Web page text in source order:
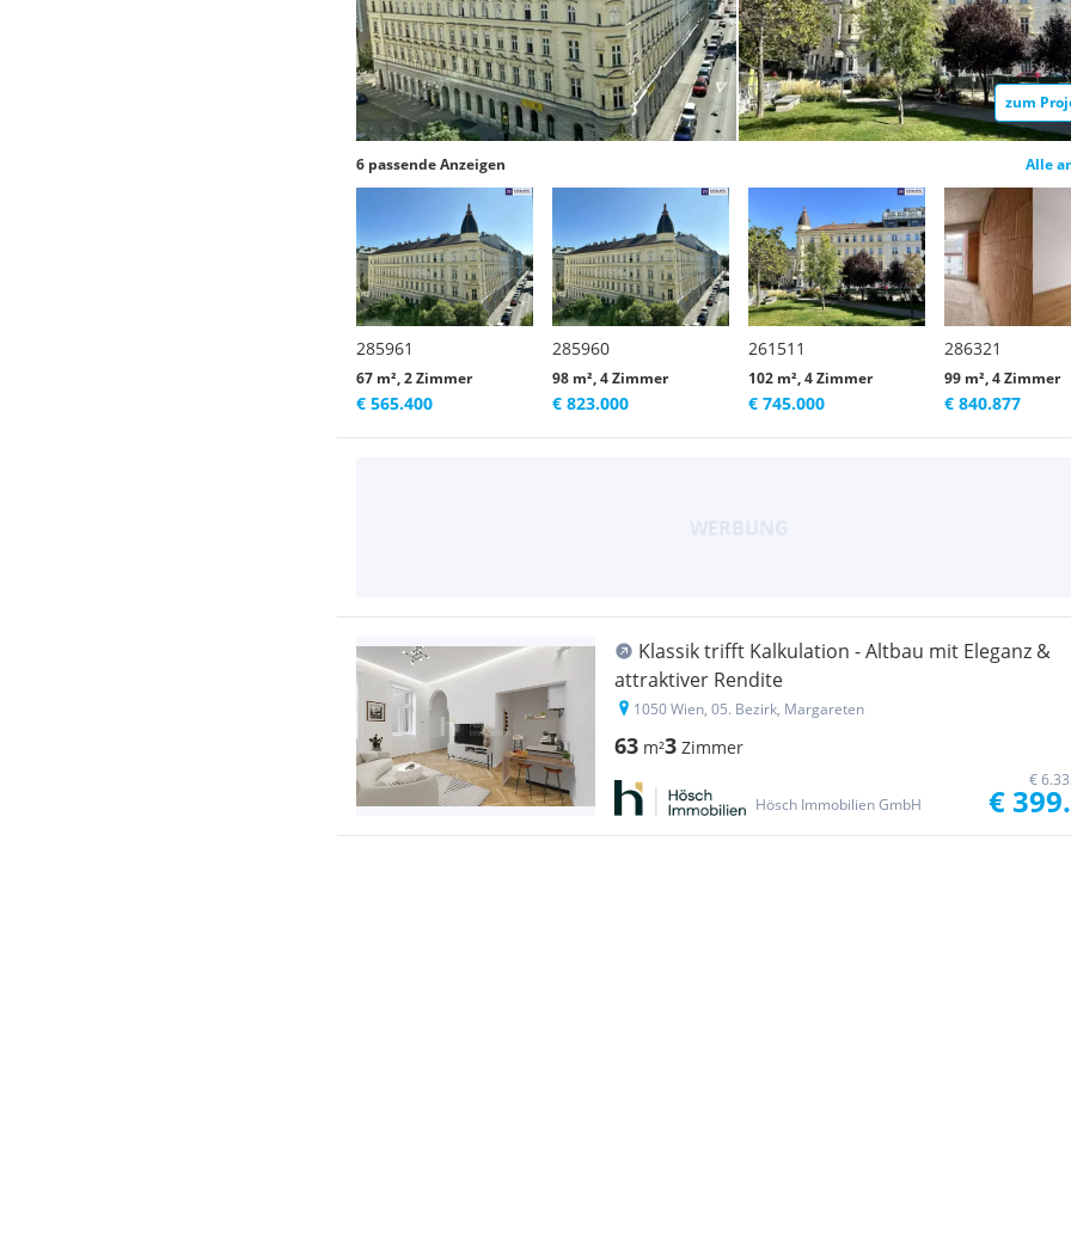
zum
6 passende Anzeigen Alle
285961
67 m², 2 Zimmer
€ 565.400
285960
98 m², 4 Zimmer
€ 823.000
261511
102 m², 4 Zimmer
€ 745.000
286321
99 m², 4 Zimmer
€ 840.877
Klassik trifft Kalkulation - Altbau mit Eleganz &
attraktiver Rendite
1050 Wien, 05. Bezirk, Margareten
63 m²3 Zimmer
Hösch Immobilien GmbH
€
€